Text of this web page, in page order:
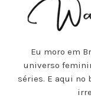
Eu moro em
universo
séries. E aqui